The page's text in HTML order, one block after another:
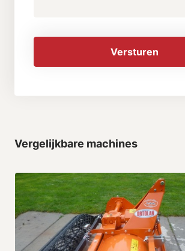
Versturen
Vergelijkbare machines